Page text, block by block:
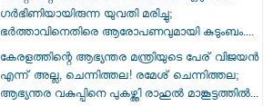
ഗർഭിണിയായിരുന്ന യുവതി മരിച്ചു;
ഭർത്താവിനെതിരെ ആരോപണവുമായി കുടുംബം....
കേരളത്തിന്റെ ആഭ്യന്തര മന്ത്രിയുടെ പേര് വിജയൻ
എന്ന് അല്ല, ചെന്നിത്തല! രമേശ് ചെന്നിത്തല;
ആഭ്യന്തര വകുപ്പിനെ പുകഴ്ത്തി രാഹുൽ മാങ്കൂട്ടത്തിൽ...